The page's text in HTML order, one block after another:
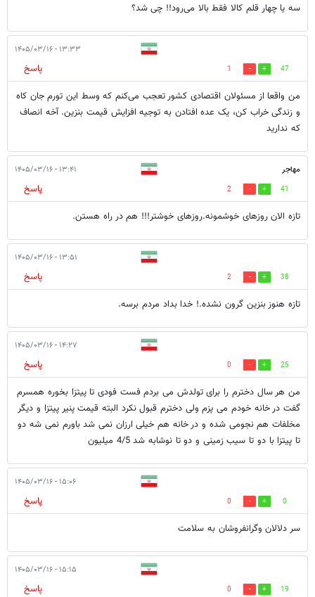
سه یا چهار قلم کالا فقط بالا می‌رود!! چی شد؟
۱۳:۳۳ - ۱۴۰۵/۰۳/۱۶
47
1
پاسخ
من واقعا از مسئولان اقتصادی کشور تعجب می‌کنم که وسط این تورم جان کاه
و زندگی خراب کن، یک عده افتادن به توجیه افزایش قیمت بنزین. آخه انصاف
که ندارید
مهاجر ۱۳:۴۱ - ۱۴۰۵/۰۳/۱۶
41
2
پاسخ
تازه الان روزهای خوشمونه.روزهای خوشتر!!! هم در راه هستن.
۱۳:۵۱ - ۱۴۰۵/۰۳/۱۶
38
2
پاسخ
تازه هنوز بنزین گرون نشده.! خدا بداد مردم برسه.
۱۴:۲۷ - ۱۴۰۵/۰۳/۱۶
25
0
پاسخ
من هر سال دخترم را برای تولدش می بردم فست فودی تا پیتزا بخوره همسرم
گفت در خانه خودم می پزم ولی دخترم قبول نکرد البته قیمت پنیر پیتزا و دیگر
مخلفات هم نجومی شده و در خانه هم خیلی ارزان نمی شد باورم نمی شه دو
تا پیتزا با دو تا سیب زمینی و دو تا نوشابه شد 4/5 میلیون
۱۵:۰۶ - ۱۴۰۵/۰۳/۱۶
0
0
پاسخ
سر دلالان وگرانفروشان به سلامت
۱۵:۱۵ - ۱۴۰۵/۰۳/۱۶
19
0
پاسخ